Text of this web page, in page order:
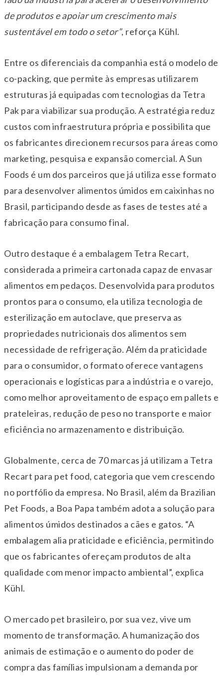
de produtos e apoiar um crescimento mais
sustentável em todo o setor”, reforça Kühl.
Entre os diferenciais da companhia está o modelo de
co-packing, que permite às empresas utilizarem
estruturas já equipadas com tecnologias da Tetra
Pak para viabilizar sua produção. A estratégia reduz
custos com infraestrutura própria e possibilita que
os fabricantes direcionem recursos para áreas como
marketing, pesquisa e expansão comercial. A Sun
Foods é um dos parceiros que já utiliza esse formato
para desenvolver alimentos úmidos em caixinhas no
Brasil, participando desde as fases de testes até a
fabricação para consumo final.
Outro destaque é a embalagem Tetra Recart,
considerada a primeira cartonada capaz de envasar
alimentos em pedaços. Desenvolvida para produtos
prontos para o consumo, ela utiliza tecnologia de
esterilização em autoclave, que preserva as
propriedades nutricionais dos alimentos sem
necessidade de refrigeração. Além da praticidade
para o consumidor, o formato oferece vantagens
operacionais e logísticas para a indústria e o varejo,
como melhor aproveitamento de espaço em pallets e
prateleiras, redução de peso no transporte e maior
eficiência no armazenamento e distribuição.
Globalmente, cerca de 70 marcas já utilizam a Tetra
Recart para pet food, categoria que vem crescendo
no portfólio da empresa. No Brasil, além da Brazilian
Pet Foods, a Boa Papa também adota a solução para
alimentos úmidos destinados a cães e gatos. “A
embalagem alia praticidade e eficiência, permitindo
que os fabricantes ofereçam produtos de alta
qualidade com menor impacto ambiental”, explica
Kühl.
O mercado pet brasileiro, por sua vez, vive um
momento de transformação. A humanização dos
animais de estimação e o aumento do poder de
compra das famílias impulsionam a demanda por